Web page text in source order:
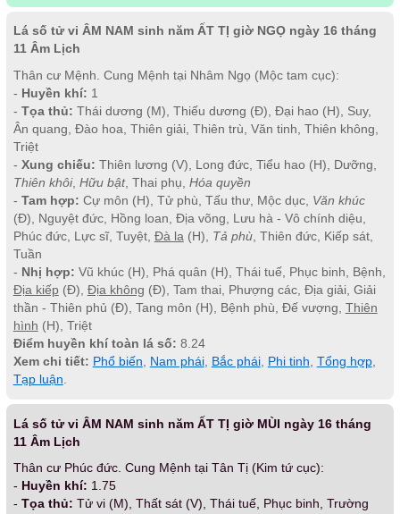
Lá số tử vi ÂM NAM sinh năm ẤT TỊ giờ NGỌ ngày 16 tháng
11 Âm Lịch
Thân cư Mệnh. Cung Mệnh tại Nhâm Ngọ (Mộc tam cục):
- Huyền khí: 1
- Tọa thủ: Thái dương (M), Thiếu dương (Đ), Đại hao (H), Suy,
Ân quang, Đào hoa, Thiên giải, Thiên trù, Văn tinh, Thiên không,
Triệt
- Xung chiếu: Thiên lương (V), Long đức, Tiểu hao (H), Dưỡng,
Thiên khôi, Hữu bật, Thai phụ, Hóa quyền
- Tam hợp: Cự môn (H), Tử phù, Tấu thư, Mộc dục, Văn khúc
(Đ), Nguyệt đức, Hồng loan, Địa võng, Lưu hà - Vô chính diệu,
Phúc đức, Lực sĩ, Tuyệt, Đà la (H), Tả phù, Thiên đức, Kiếp sát,
Tuần
- Nhị hợp: Vũ khúc (H), Phá quân (H), Thái tuế, Phục binh, Bệnh,
Địa kiếp(Đ), Địa không (Đ), Tam thai, Phượng các, Địa giải, Giải
thần - Thiên phủ (Đ), Tang môn (H), Bệnh phù, Đế vượng, Thiên
hình (H), Triệt
Điểm huyền khí toàn lá số: 8.24
Xem chi tiết: Phổ biến Nam phái, Bắc phái, Phi tinh Tổng hợp,
Tạp luận
Lá số tử vi ÂM NAM sinh năm ẤT TỊ giờ MÙI ngày 16 tháng
11 Âm Lịch
Thân cư Phúc đức. Cung Mệnh tại Tân Tị (Kim tứ cục):
- Huyền khí: 1.75
- Tọa thủ: Tử vi (M), Thất sát (V), Thái tuế, Phục binh, Trường